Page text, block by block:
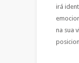
irá
na sua